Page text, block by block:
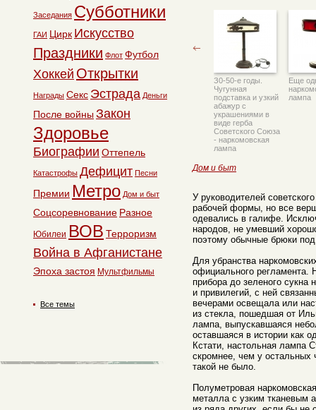
З0-50-е годы.
Чугунная
подставка и узкий
абажур с
украшениями в
виде герба
Советского Союза
- наркомовская
лампа
Еще
лампа
Дом и быт
У руководителей
рабочей формы, но все
одевались в галифе.
народов, не умевший
поэтому обычные брюки под
Для убранства
официального регламента.
прибора до зеленого
и привилегий, с ней
вечерами освещала или
из стекла, пошедшая от
лампа, выпускавшаяся
оставшаяся в истории как
Кстати, настольная лампа
скромнее, чем у остальных
такой не было.
Полуметровая
металла с узким тканевым
Заседания Субботники
ГАИ Цирк Искусство
Праздники Флот Футбол
Хоккей Открытки
Награды Секс Эстрада Деньги
После войны Закон
Здоровье
Биографии Оттепель
Катастрофы Дефицит Песни
Премии Метро Дом и быт
Соцсоревнование Разное
Юбилеи ВОВ Терроризм
Война в Афганистане
Эпоха застоя Мультфильмы
Все темы